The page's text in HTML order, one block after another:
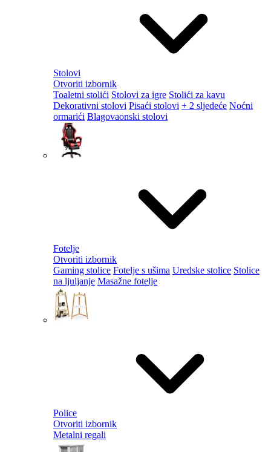
Stolovi
Otvoriti izbornik
Toaletni stolići Stolovi za igre Stolići za kavu
Dekorativni stolovi Pisaći stolovi + 2 sljedeće Noćni
ormarići Blagovaonski stolovi
Fotelje
Otvoriti izbornik
Gaming stolice Fotelje s ušima Uredske stolice Stolice
na ljuljanje Masažne fotelje
Police
Otvoriti izbornik
Metalni regali